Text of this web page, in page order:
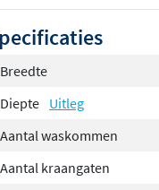
Breedte
Diepte Uitleg
Aantal waskommen
Aantal kraangaten